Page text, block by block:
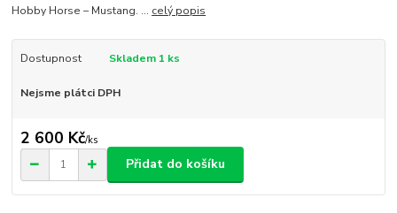
Hobby Horse – Mustang. ... celý popis
Dostupnost Skladem 1 ks
Nejsme plátci DPH
2 600 Kč/ks
Přidat do košíku